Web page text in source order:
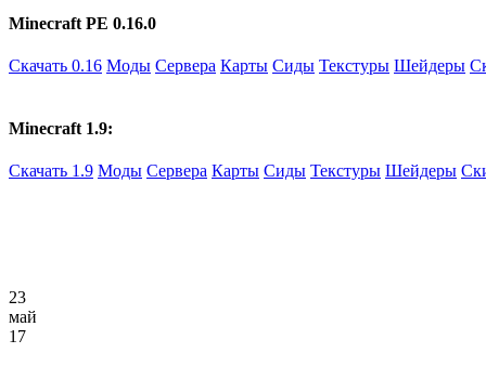
Minecraft PE 0.16.0
Скачать 0.16 Моды Сервера Карты Сиды Текстуры Шейдеры
Minecraft 1.9:
Скачать 1.9 Моды Сервера Карты Сиды Текстуры Шейдеры
23
май
17